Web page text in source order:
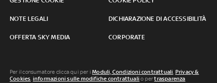
NOTE LEGALI DICHIARAZIONE DI ACCESSIBILITÀ
OFFERTA SKY MEDIA CORPORATE
Per il consumatore clicca qui per iModuli, Condizioni contrattuali, Privacy &
Cookies, informazioni sulle modifiche contrattuali o pertrasparenza